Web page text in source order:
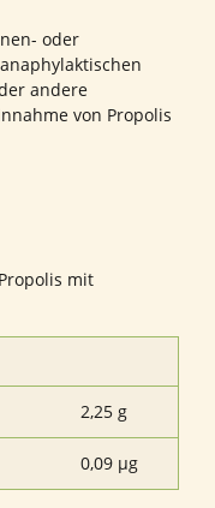
oder
andere
von Propolis
mit
2,25 g
0,09 µg